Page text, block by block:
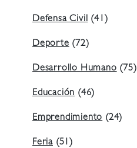
Defensa Civil (41)
Deporte (72)
Desarrollo Humano (75)
Educación (46)
Emprendimiento (24)
Feria (51)